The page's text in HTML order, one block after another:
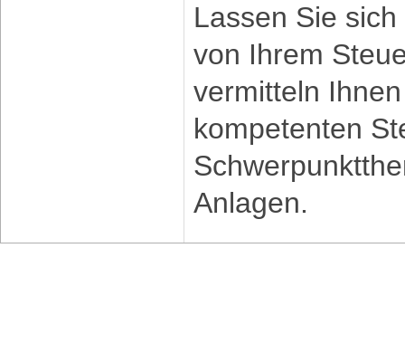
Lassen Sie
von Ihrem
vermitteln
kompetenten
Anlagen.